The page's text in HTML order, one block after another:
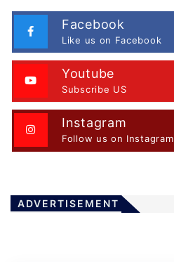
Facebook
Like us on Facebook
Youtube
Subscribe US
Instagram
Follow us on Instagram
ADVERTISEMENT